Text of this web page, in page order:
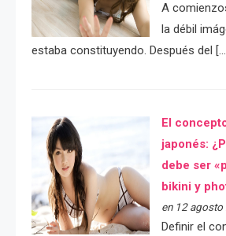
A
la débil
estaba constituyendo. Después del […]
El
japonés:
debe ser
bikini y
en 12 agosto
Definir el